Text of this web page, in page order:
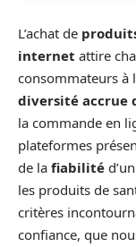
L’achat de
internet attire
consommateurs à
diversité accrue
la commande en
plateformes
de la fiabilité
les produits de
critères
confiance, que